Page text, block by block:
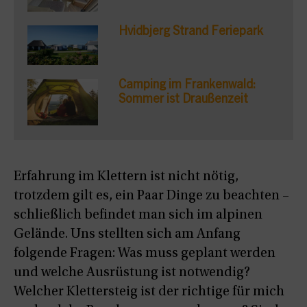
Hvidbjerg Strand Feriepark
Camping im Frankenwald:
Sommer ist Draußenzeit
Erfahrung im Klettern ist nicht nötig,
trotzdem gilt es, ein Paar Dinge zu beachten –
schließlich befindet man sich im alpinen
Gelände. Uns stellten sich am Anfang
folgende Fragen: Was muss geplant werden
und welche Ausrüstung ist notwendig?
Welcher Klettersteig ist der richtige für mich